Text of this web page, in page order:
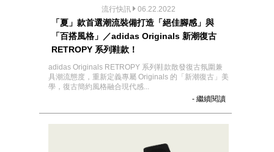
流行快訊 06.22.2022
「夏」款首選潮流裝備打造「絕佳腳感」與
「百搭風格」／adidas Originals 新潮復古
RETROPY 系列鞋款！
adidas Originals RETROPY 系列鞋款散發復古氛圍兼
具潮流態度，重新定義專屬 Originals 的「新潮復古」美
學，復古簡約風格融合現代感...
- 繼續閱讀